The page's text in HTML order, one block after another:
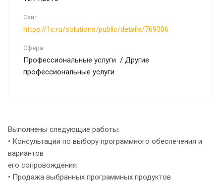
Сайт
https://1c.ru/solutions/public/details/769306
Сфера
Профессиональные услуги / Другие
профессиональные услуги
Выполнены следующие работы:
• Консультации по выбору программного обеспечения и
вариантов
его сопровождения
• Продажа выбранных программных продуктов